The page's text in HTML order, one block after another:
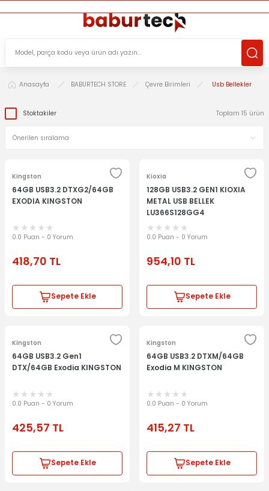
Anasayfa BABURTECH STORE Çevre Birimleri Usb Bellekler
Stoktakiler Toplam 15 ürün
Kingston
64GB USB3.2 DTXG2/64GB
EXODIA KINGSTON
0.0 Puan - 0 Yorum
418,70 TL
Sepete Ekle
Kioxia
128GB USB3.2 GEN1 KIOXIA
METAL USB BELLEK
LU366S128GG4
0.0 Puan - 0 Yorum
954,10 TL
Sepete Ekle
Kingston
64GB USB3.2 Gen1
DTX/64GB Exodia KINGSTON
0.0 Puan - 0 Yorum
425,57 TL
Sepete Ekle
Kingston
64GB USB3.2 DTXM/64GB
Exodia M KINGSTON
0.0 Puan - 0 Yorum
415,27 TL
Sepete Ekle